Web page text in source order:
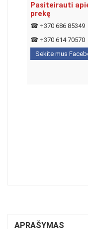
Pasiteirauti
prekę
☎ +370 686 85349
☎ +370 614 70570
Sekite mus
APRAŠYMAS